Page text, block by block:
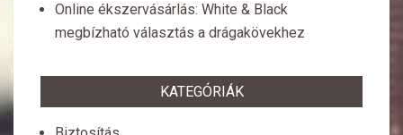
Online ékszervásárlás: White & Black
megbízható választás a drágakövekhez
KATEGÓRIÁK